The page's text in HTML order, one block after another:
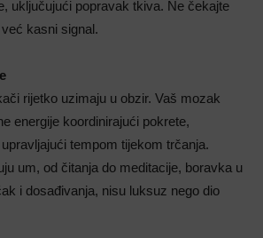
uključujući popravak tkiva. Ne čekajte
kasni signal.
rijetko uzimaju u obzir. Vaš mozak
energije koordinirajući pokrete,
tempom tijekom trčanja.
um, od čitanja do meditacije, boravka u
i dosađivanja, nisu luksuz nego dio